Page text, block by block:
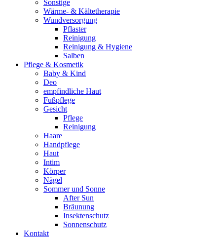
Sonstige
Wärme- & Kältetherapie
Wundversorgung
Pflaster
Reinigung
Reinigung & Hygiene
Salben
Pflege & Kosmetik
Baby & Kind
Deo
empfindliche Haut
Fußpflege
Gesicht
Pflege
Reinigung
Haare
Handpflege
Haut
Intim
Körper
Nägel
Sommer und Sonne
After Sun
Bräunung
Insektenschutz
Sonnenschutz
Kontakt